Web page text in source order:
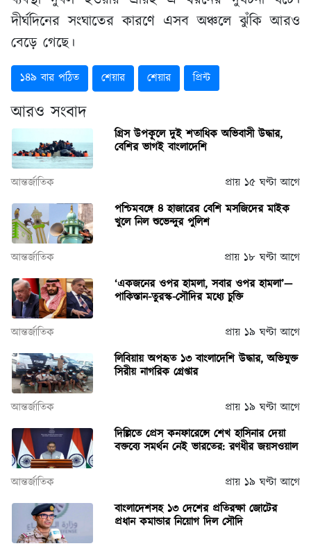
দীর্ঘদিনের সংঘাতের কারণে এসব অঞ্চলে ঝুঁকি আরও
বেড়ে গেছে।
১৪৯ বার পঠিত শেয়ার শেয়ার প্রিন্ট
আরও সংবাদ
গ্রিস উপকূলে দুই শতাধিক অভিবাসী উদ্ধার,
বেশির ভাগই বাংলাদেশি
আন্তর্জাতিক
প্রায় ১৫ ঘণ্টা আগে
পশ্চিমবঙ্গে ৪ হাজারের বেশি মসজিদের মাইক
খুলে নিল শুভেন্দুর পুলিশ
আন্তর্জাতিক
প্রায় ১৮ ঘণ্টা আগে
‘একজনের ওপর হামলা, সবার ওপর হামলা’—
পাকিস্তান-তুরস্ক-সৌদির মধ্যে চুক্তি
আন্তর্জাতিক
প্রায় ১৯ ঘণ্টা আগে
লিবিয়ায় অপহৃত ১৩ বাংলাদেশি উদ্ধার, অভিযুক্ত
সিরীয় নাগরিক গ্রেপ্তার
আন্তর্জাতিক
প্রায় ১৯ ঘণ্টা আগে
দিল্লিতে প্রেস কনফারেন্সে শেখ হাসিনার দেয়া
বক্তব্যে সমর্থন নেই ভারতের: রণধীর জয়সওয়াল
আন্তর্জাতিক
প্রায় ১৯ ঘণ্টা আগে
বাংলাদেশসহ ১৩ দেশের প্রতিরক্ষা জোটের
প্রধান কমান্ডার নিয়োগ দিল সৌদি